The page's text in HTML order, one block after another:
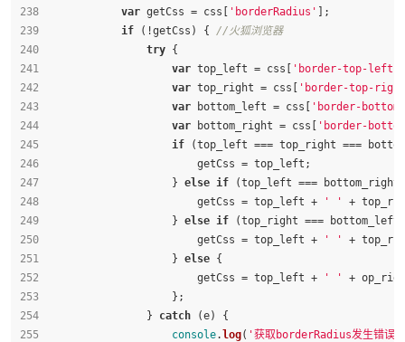
var getCss = css[ 'borderRadius'
];
if (!getCss) { //火狐浏览器
try {
var top_left = css[
'border-top-left-
var top_right = css[
'border-top-
var bottom_left = css[
'border-
var bottom_right = css[
'border-
if (top_left === top_right ===
                        getCss = top_left;
                    }
else if (top_left ===
                        getCss = top_left +
' '
+
                    }
else if (top_right ===
                        getCss = top_left +
' '
+
                    }
else {
                        getCss = top_left +
' '
+
                    };
                }
catch (e) {
console. log( '获取borderRadius发生错误